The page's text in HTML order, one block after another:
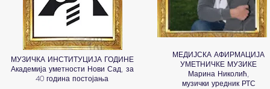
МУЗИЧКА ИНСТИТУЦИЈА ГОДИНЕ
Академија уметности Нови Сад, за
40 година постојања
МЕДИЈСКА АФИРМАЦИЈА
УМЕТНИЧКЕ МУЗИКЕ
Марина Николић,
музички уредник РТС